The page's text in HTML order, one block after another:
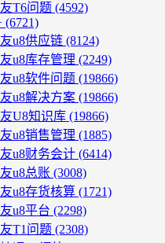
T6问题 (4592)
(6721)
u8供应链 (8124)
u8库存管理 (2249)
u8软件问题 (19866)
u8解决方案 (19866)
U8知识库 (19866)
u8销售管理 (1885)
u8财务会计 (6414)
u8总账 (3008)
u8存货核算 (1721)
u8平台 (2298)
T1问题 (2308)